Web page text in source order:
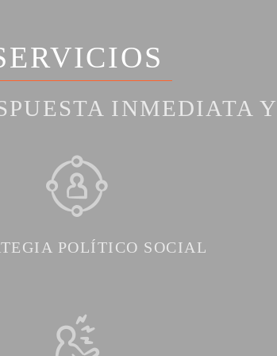
INMEDIATA
POLÍTICO SOCIAL